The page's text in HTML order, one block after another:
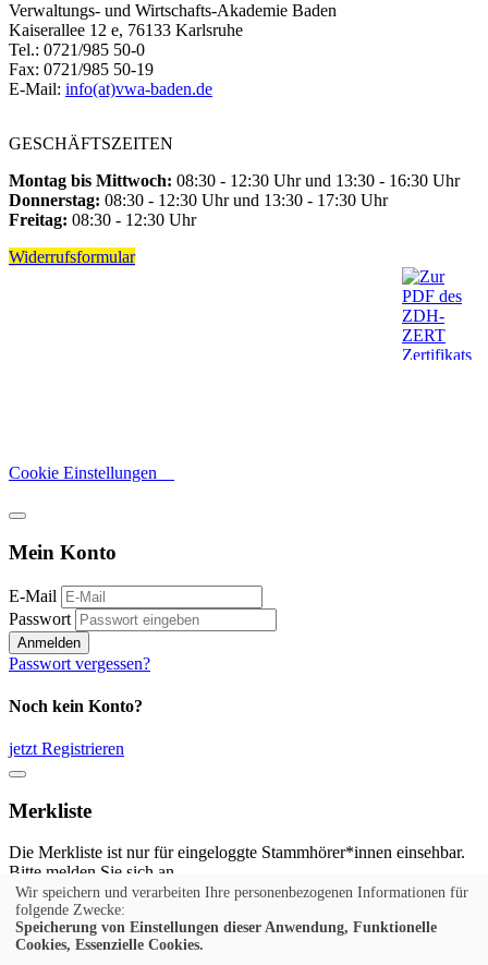
Verwaltungs- und Wirtschafts-Akademie Baden
Kaiserallee 12 e, 76133 Karlsruhe
Tel.: 0721/985 50-0
Fax: 0721/985 50-19
E-Mail: info(at)vwa-baden.de
GESCHÄFTSZEITEN
Montag bis Mittwoch: 08:30 - 12:30 Uhr und 13:30 - 16:30 Uhr
Donnerstag: 08:30 - 12:30 Uhr und 13:30 - 17:30 Uhr
Freitag: 08:30 - 12:30 Uhr
Widerrufsformular
Cookie Einstellungen
Mein Konto
E-Mail
Passwort
Anmelden
Passwort vergessen?
Noch kein Konto?
jetzt Registrieren
Merkliste
Die Merkliste ist nur für eingeloggte Stammhörer*innen einsehbar.
Bitte melden Sie sich an.
Anmelden
Noch kein Konto?
Wir speichern und verarbeiten Ihre personenbezogenen Informationen für
folgende Zwecke:
Speicherung von Einstellungen dieser Anwendung, Funktionelle
Cookies, Essenzielle Cookies.